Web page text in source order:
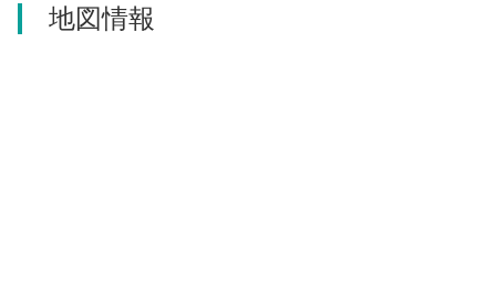
東伊豆町
地図情報